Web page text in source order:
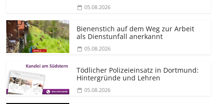
05.08.2026
Bienenstich auf dem Weg zur Arbeit
als Dienstunfall anerkannt
05.08.2026
Tödlicher Polizeieinsatz in Dortmund:
Hintergründe und Lehren
05.08.2026